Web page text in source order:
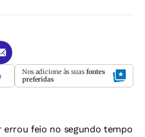
Nos adicione às suas fontes
preferidas
errou feio no segundo tempo